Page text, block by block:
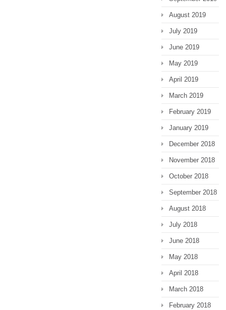
August 2019
July 2019
June 2019
May 2019
April 2019
March 2019
February 2019
January 2019
December 2018
November 2018
October 2018
September 2018
August 2018
July 2018
June 2018
May 2018
April 2018
March 2018
February 2018